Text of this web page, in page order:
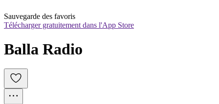
Sauvegarde des favoris
Télécharger gratuitement dans l'App Store
Balla Radio